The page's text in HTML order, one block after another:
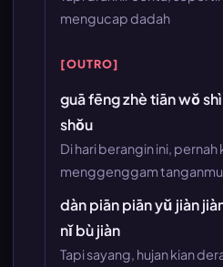
mengucap dadah
[OUTRO]
guā fēng zhè tiān wǒ
shǒu
Di hari berangin ini,
menggenggam tanganmu
dàn piān piān yǔ jiàn
nǐ bù jiàn
Tapi sayang, hujan kian